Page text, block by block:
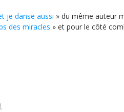
je danse aussi » du même auteur
des miracles » et pour le côté